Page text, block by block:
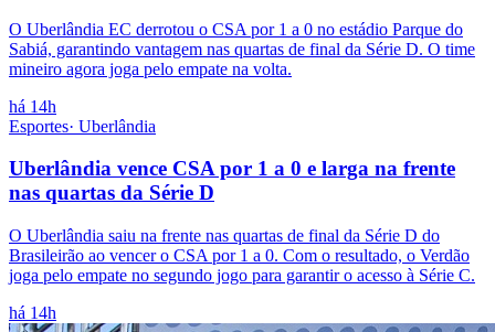
O Uberlândia EC derrotou o CSA por 1 a 0 no estádio Parque do
Sabiá, garantindo vantagem nas quartas de final da Série D. O time
mineiro agora joga pelo empate na volta.
há 14h
Esportes· Uberlândia
Uberlândia vence CSA por 1 a 0 e larga na frente
nas quartas da Série D
O Uberlândia saiu na frente nas quartas de final da Série D do
Brasileirão ao vencer o CSA por 1 a 0. Com o resultado, o Verdão
joga pelo empate no segundo jogo para garantir o acesso à Série C.
há 14h